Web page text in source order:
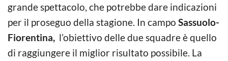
grande spettacolo, che potrebbe dare indicazioni
per il proseguo della stagione. In campo Sassuolo-
Fiorentina, l’obiettivo delle due squadre è quello
di raggiungere il miglior risultato possibile. La